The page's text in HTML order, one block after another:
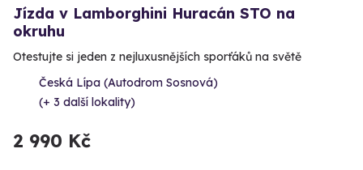
Jízda v Lamborghini Huracán STO na
okruhu
Otestujte si jeden z nejluxusnějších sporťáků na světě
Česká Lípa (Autodrom Sosnová)
(+ 3 další lokality)
2 990 Kč